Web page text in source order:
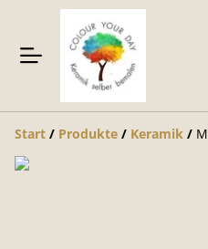
Start / Produkte / Keramik /